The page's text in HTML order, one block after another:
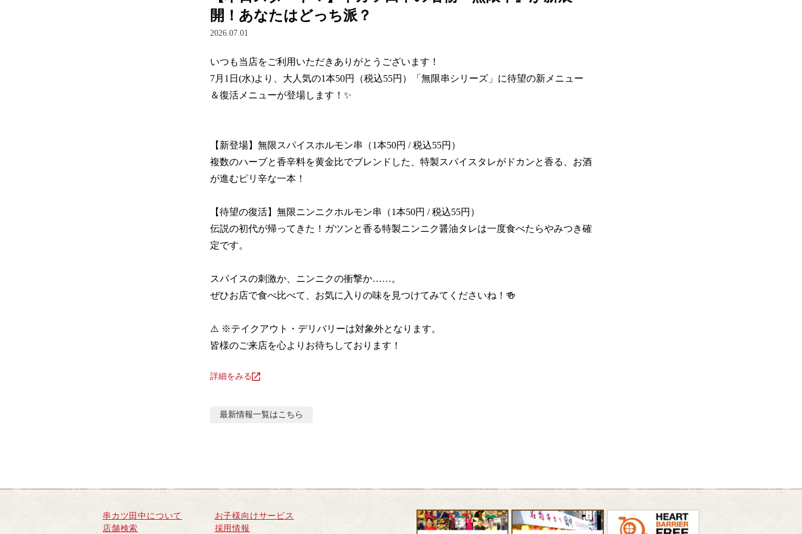
開！あなたはどっち派？
2026.07.01
いつも当店をご利用いただきありがとうございます！
7月1日(水)より、大人気の1本50円（税込55円）「無限串シリーズ」に待望の新メニュー
＆復活メニューが登場します！✨
【新登場】無限スパイスホルモン串（1本50円 / 税込55円）
複数のハーブと香辛料を黄金比でブレンドした、特製スパイスタレがドカンと香る、お酒
が進むピリ辛な一本！
【待望の復活】無限ニンニクホルモン串（1本50円 / 税込55円）
伝説の初代が帰ってきた！ガツンと香る特製ニンニク醤油タレは一度食べたらやみつき確
定です。
スパイスの刺激か、ニンニクの衝撃か……。
ぜひお店で食べ比べて、お気に入りの味を見つけてみてくださいね！🍻
⚠️ ※テイクアウト・デリバリーは対象外となります。
皆様のご来店を心よりお待ちしております！
詳細をみる
最新情報一覧はこちら
串カツ田中について
お子様向けサービス
店舗検索
採用情報